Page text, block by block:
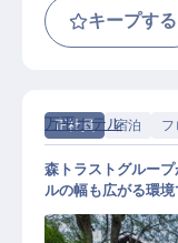
キープする
正社員 宿泊 フ
万平ホテル
森トラストグルー
ルの幅も広がる環